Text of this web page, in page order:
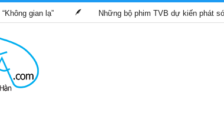
Những bộ phim TVB dự kiến phát sóng trên kênh